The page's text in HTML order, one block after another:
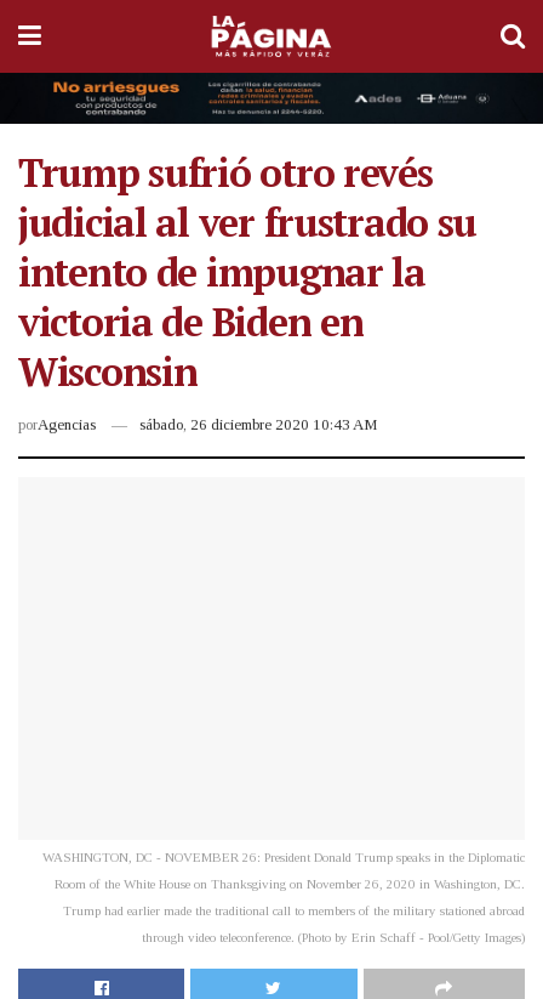
Trump sufrió otro revés
judicial al ver frustrado su
intento de impugnar la
victoria de Biden en
Wisconsin
porAgencias sábado, 26 diciembre 2020 10:43 AM
WASHINGTON, DC - NOVEMBER 26: President Donald Trump speaks in the Diplomatic
Room of the White House on Thanksgiving on November 26, 2020 in Washington, DC.
Trump had earlier made the traditional call to members of the military stationed abroad
through video teleconference. (Photo by Erin Schaff - Pool/Getty Images)